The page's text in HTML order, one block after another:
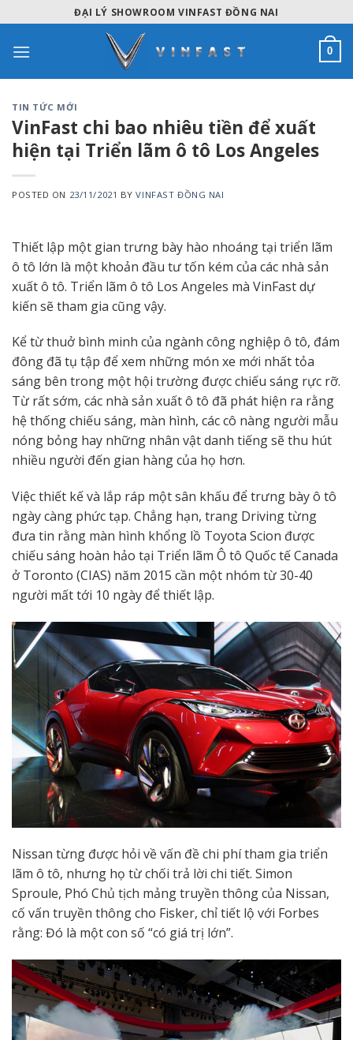
to
content
ĐẠI LÝ SHOWROOM VINFAST ĐỒNG NAI
0
TIN TỨC MỚI
VinFast chi bao nhiêu tiền để xuất
hiện tại Triển lãm ô tô Los Angeles
POSTED ON 23/11/2021 BYVINFAST ĐỒNG NAI
Thiết lập một gian trưng bày hào nhoáng tại triển lãm
ô tô lớn là một khoản đầu tư tốn kém của các nhà sản
xuất ô tô. Triển lãm ô tô Los Angeles mà VinFast dự
kiến sẽ tham gia cũng vậy.
Kể từ thuở bình minh của ngành công nghiệp ô tô, đám
đông đã tụ tập để xem những món xe mới nhất tỏa
sáng bên trong một hội trường được chiếu sáng rực rỡ.
Từ rất sớm, các nhà sản xuất ô tô đã phát hiện ra rằng
hệ thống chiếu sáng, màn hình, các cô nàng người mẫu
nóng bỏng hay những nhân vật danh tiếng sẽ thu hút
nhiều người đến gian hàng của họ hơn.
Việc thiết kế và lắp ráp một sân khấu để trưng bày ô tô
ngày càng phức tạp. Chẳng hạn, trang Driving từng
đưa tin rằng màn hình khổng lồ Toyota Scion được
chiếu sáng hoàn hảo tại Triển lãm Ô tô Quốc tế Canada
ở Toronto (CIAS) năm 2015 cần một nhóm từ 30-40
người mất tới 10 ngày để thiết lập.
Nissan từng được hỏi về vấn đề chi phí tham gia triển
lãm ô tô, nhưng họ từ chối trả lời chi tiết. Simon
Sproule, Phó Chủ tịch mảng truyền thông của Nissan,
cố vấn truyền thông cho Fisker, chỉ tiết lộ với Forbes
rằng: Đó là một con số “có giá trị lớn”.